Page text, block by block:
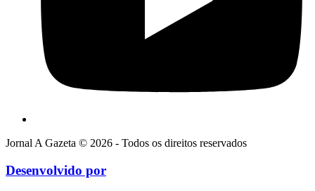
Jornal A Gazeta © 2026 - Todos os direitos reservados
Desenvolvido por